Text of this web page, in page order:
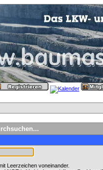
Leerzeichen voneinander.